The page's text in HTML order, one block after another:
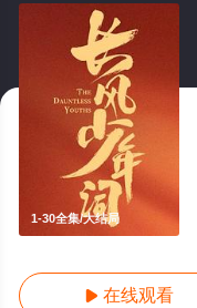
1-30全集/大结局
 在线观看